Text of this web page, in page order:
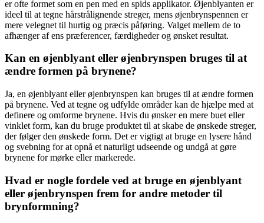
er ofte formet som en pen med en spids applikator. Øjenblyanten er
ideel til at tegne hårstrålignende streger, mens øjenbrynspennen er
mere velegnet til hurtig og præcis påføring. Valget mellem de to
afhænger af ens præferencer, færdigheder og ønsket resultat.
Kan en øjenblyant eller øjenbrynspen bruges til at
ændre formen på brynene?
Ja, en øjenblyant eller øjenbrynspen kan bruges til at ændre formen
på brynene. Ved at tegne og udfylde områder kan de hjælpe med at
definere og omforme brynene. Hvis du ønsker en mere buet eller
vinklet form, kan du bruge produktet til at skabe de ønskede streger,
der følger den ønskede form. Det er vigtigt at bruge en lysere hånd
og svebning for at opnå et naturligt udseende og undgå at gøre
brynene for mørke eller markerede.
Hvad er nogle fordele ved at bruge en øjenblyant
eller øjenbrynspen frem for andre metoder til
brynformning?